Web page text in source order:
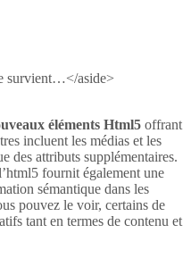
survient…</aside>
éléments Html5 offrant
incluent les médias et les
des attributs supplémentaires.
fournit également une
sémantique dans les
pouvez le voir, certains de
tant en termes de contenu et